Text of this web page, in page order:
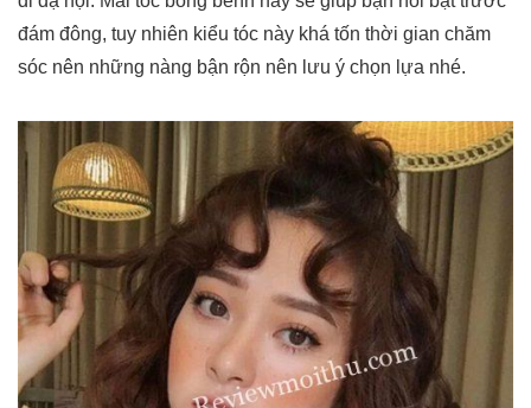
đám đông, tuy nhiên kiểu tóc này khá tốn thời gian chăm
sóc nên những nàng bận rộn nên lưu ý chọn lựa nhé.